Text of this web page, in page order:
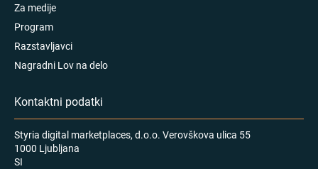
Za medije
Program
Razstavljavci
Nagradni Lov na delo
Kontaktni podatki
Styria digital marketplaces, d.o.o. Verovškova ulica 55
1000 Ljubljana
SI